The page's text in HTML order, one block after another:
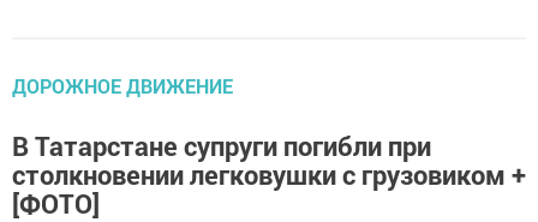
ДОРОЖНОЕ ДВИЖЕНИЕ
В Татарстане супруги погибли при
столкновении легковушки с грузовиком +
[ФОТО]